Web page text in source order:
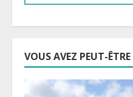
VOUS AVEZ PEUT-